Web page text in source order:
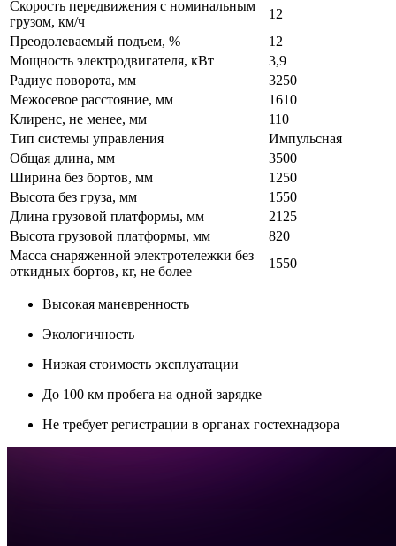
Скорость передвижения с номинальным
грузом, км/ч
12
Преодолеваемый подъем, %
12
Мощность электродвигателя, кВт
3,9
Радиус поворота, мм
3250
Межосевое расстояние, мм
1610
Клиренс, не менее, мм
110
Тип системы управления
Импульсная
Общая длина, мм
3500
Ширина без бортов, мм
1250
Высота без груза, мм
1550
Длина грузовой платформы, мм
2125
Высота грузовой платформы, мм
820
Масса снаряженной электротележки без
откидных бортов, кг, не более
1550
Высокая маневренность
Экологичность
Низкая стоимость эксплуатации
До 100 км пробега на одной зарядке
Не требует регистрации в органах гостехнадзора